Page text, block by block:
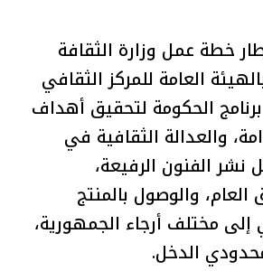
خطة عمل وزارة الثقافة
العامة للمركز الثقافي
الحكومة لتحقيق أهداف
والعدالة الثقافية في
نشر الفنون الرفيعة،
العام، والوصول بالمنتج
إلى مختلف أرجاء الجمهورية،
الدخل.